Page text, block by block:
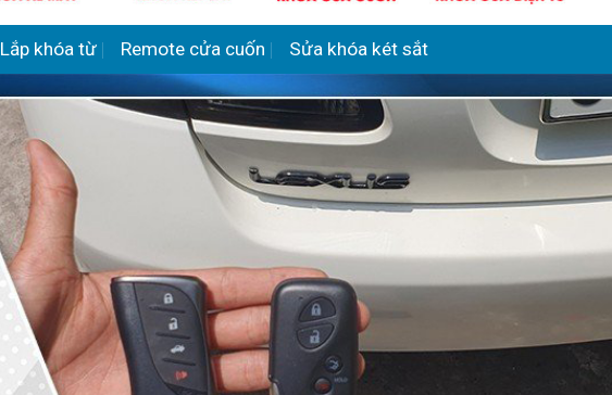
Lắp khóa từ Remote cửa cuốn Sửa khóa két sắt